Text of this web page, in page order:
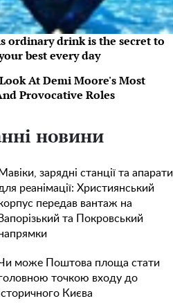
ordinary drink is the secret to
best every day
At Demi Moore's Most
Provocative Roles
новини
Мавіки, зарядні станції та апарати
реанімації: Християнський
передав вантаж на
та Покровський
може Поштова площа стати
точкою входу до
Києва